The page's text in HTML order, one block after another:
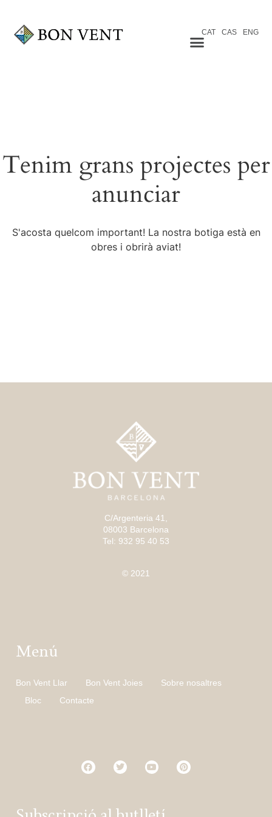
CAT CAS ENG
Tenim grans projectes per
anunciar
S'acosta quelcom important! La nostra botiga està en
obres i obrirà aviat!
C/Argenteria 41,
08003 Barcelona
Tel: 932 95 40 53
© 2021
Menú
Bon Vent Llar Bon Vent Joies
Sobre nosaltres
Bloc
Contacte